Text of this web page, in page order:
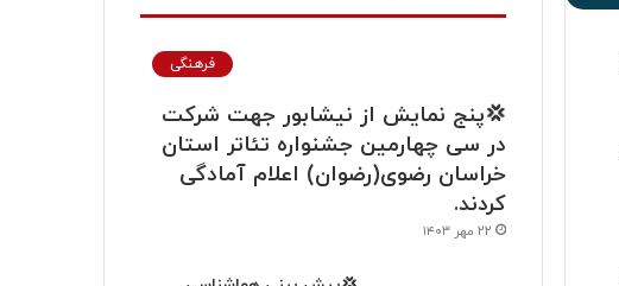
فرهنگی
💢پنج نمایش از نیشابور جهت شرکت
در سی چهارمین جشنواره تئاتر استان
خراسان رضوی(رضوان) اعلام آمادگی
کردند.
۲۲ مهر ۱۴۰۳